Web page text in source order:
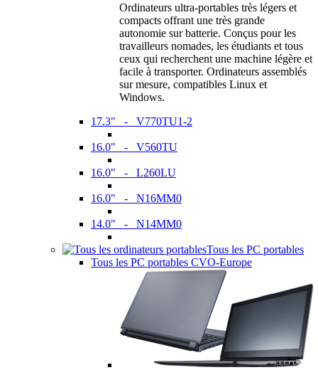
Ordinateurs ultra-portables très légers et
compacts offrant une très grande
autonomie sur batterie. Conçus pour les
travailleurs nomades, les étudiants et tous
ceux qui recherchent une machine légère et
facile à transporter. Ordinateurs assemblés
sur mesure, compatibles Linux et
Windows.
17.3" - V770TU1-2
16.0" - V560TU
16.0" - L260LU
16.0" - N16MM0
14.0" - N14MM0
Tous les PC portables
Tous les PC portables CVO-Europe